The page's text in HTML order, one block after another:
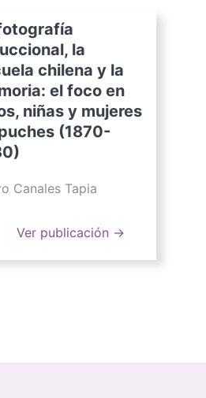
la
chilena y la
el foco en
niñas y mujeres
(1870-
Canales Tapia
Ver publicación →